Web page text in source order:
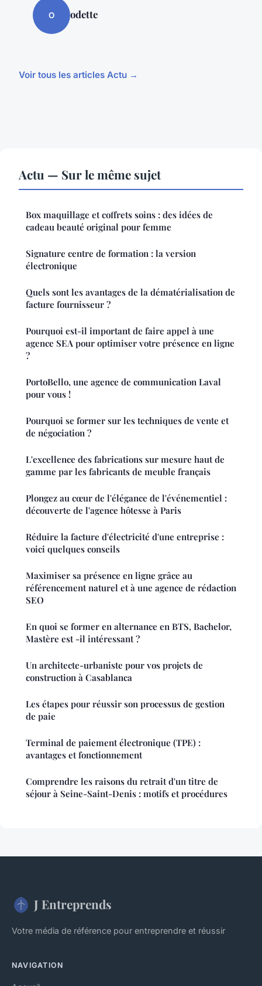
O odette
Voir tous les articles Actu →
Actu — Sur le même sujet
Box maquillage et coffrets soins : des idées de
cadeau beauté original pour femme
Signature centre de formation : la version
électronique
Quels sont les avantages de la dématérialisation de
facture fournisseur ?
Pourquoi est-il important de faire appel à une
agence SEA pour optimiser votre présence en ligne
?
PortoBello, une agence de communication Laval
pour vous !
Pourquoi se former sur les techniques de vente et
de négociation ?
L'excellence des fabrications sur mesure haut de
gamme par les fabricants de meuble français
Plongez au cœur de l'élégance de l'événementiel :
découverte de l'agence hôtesse à Paris
Réduire la facture d'électricité d'une entreprise :
voici quelques conseils
Maximiser sa présence en ligne grâce au
référencement naturel et à une agence de rédaction
SEO
En quoi se former en alternance en BTS, Bachelor,
Mastère est -il intéressant ?
Un architecte-urbaniste pour vos projets de
construction à Casablanca
Les étapes pour réussir son processus de gestion
de paie
Terminal de paiement électronique (TPE) :
avantages et fonctionnement
Comprendre les raisons du retrait d'un titre de
séjour à Seine-Saint-Denis : motifs et procédures
J Entreprends
Votre média de référence pour entreprendre et réussir
NAVIGATION